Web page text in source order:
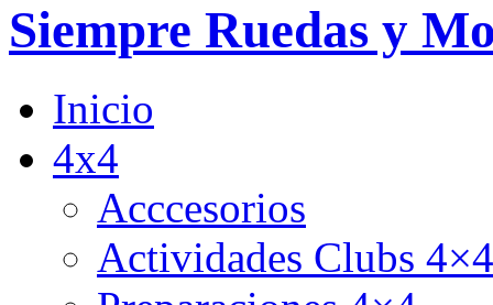
Siempre Ruedas y
Inicio
4x4
Acccesorios
Actividades Clubs 4×4